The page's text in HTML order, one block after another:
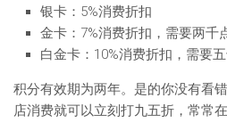
银卡：5%消费折扣
金卡：7%消费折扣，需要两千
白金卡：10%消费折扣，需要
积分有效期为两年。是的你没有看
店消费就可以立刻打九五折，常常